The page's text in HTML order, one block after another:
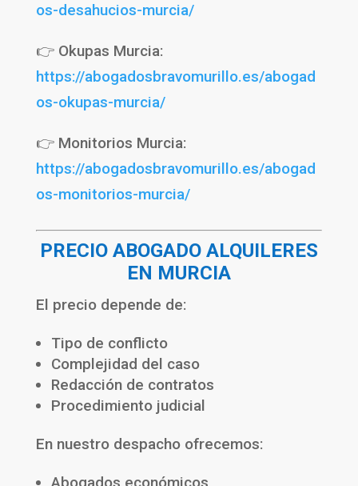
os-desahucios-murcia/
👉 Okupas Murcia:
https://abogadosbravomurillo.es/abogad
os-okupas-murcia/
👉 Monitorios Murcia:
https://abogadosbravomurillo.es/abogad
os-monitorios-murcia/
PRECIO ABOGADO ALQUILERES
EN MURCIA
El precio depende de:
Tipo de conflicto
Complejidad del caso
Redacción de contratos
Procedimiento judicial
En nuestro despacho ofrecemos:
Abogados económicos